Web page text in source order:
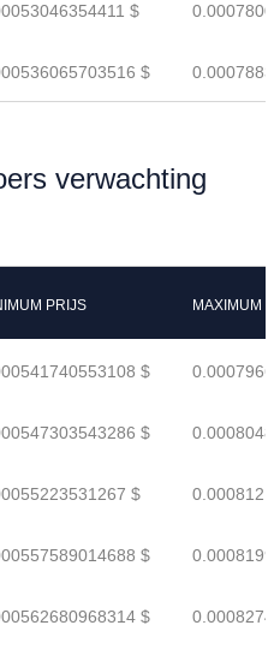
$
$
verwachting
PRIJS MAXIMUM
$
$
$
$
$